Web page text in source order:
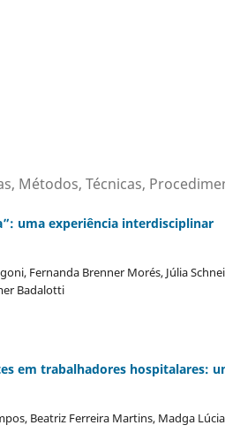
Métodos, Técnicas,
uma experiência interdisciplinar
Fernanda Brenner Morés, Júlia
Badalotti
em trabalhadores hospitalares:
Beatriz Ferreira Martins, Madga